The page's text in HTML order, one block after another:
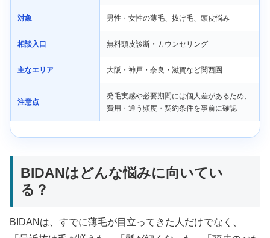
対象 男性・女性の薄毛、抜け毛、頭皮悩み
相談入口 無料頭皮診断・カウンセリング
主なエリア 大阪・神戸・奈良・滋賀など関西圏
注意点
発毛実感や必要期間には個人差があるため、
費用・通う頻度・契約条件を事前に確認
BIDANはどんな悩みに向いてい
る？
BIDANは、すでに薄毛が目立ってきた人だけでなく、